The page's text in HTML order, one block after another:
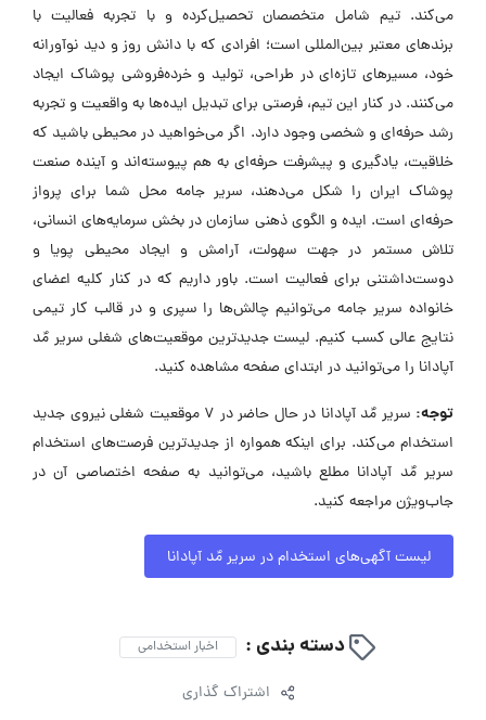
می‌کند. تیم شامل متخصصان تحصیل‌کرده و با تجربه فعالیت با
برندهای معتبر بین‌المللی است؛ افرادی که با دانش روز و دید نوآورانه
خود، مسیرهای تازه‌ای در طراحی، تولید و خرده‌فروشی پوشاک ایجاد
می‌کنند. در کنار این تیم، فرصتی برای تبدیل ایده‌ها به واقعیت و تجربه
رشد حرفه‌ای و شخصی وجود دارد. اگر می‌خواهید در محیطی باشید که
خلاقیت، یادگیری و پیشرفت حرفه‌ای به هم پیوسته‌اند و آینده صنعت
پوشاک ایران را شکل می‌دهند، سریر جامه محل شما برای پرواز
حرفه‌ای است. ایده و الگوی ذهنی سازمان در بخش سرمایه‌های انسانی،
تلاش مستمر در جهت سهولت، آرامش و ایجاد محیطی پویا و
دوست‌داشتنی برای فعالیت است. باور داریم که در کنار کلیه اعضای
خانواده سریر جامه می‌توانیم چالش‌ها را سپری و در قالب کار تیمی
نتایج عالی کسب کنیم. لیست جدیدترین موقعیت‌های شغلی سریر مٌد
آپادانا را می‌توانید در ابتدای صفحه مشاهده کنید.
توجه:
سریر مٌد آپادانا در حال حاضر در ۷ موقعیت شغلی نیروی جدید
استخدام می‌کند. برای اینکه همواره از جدیدترین فرصت‌های استخدام
سریر مٌد آپادانا مطلع باشید، می‌توانید به صفحه اختصاصی آن در
جاب‌ویژن مراجعه کنید.
لیست آگهی‌های استخدام در سریر مٌد آپادانا
دسته بندی : اخبار استخدامی
اشتراک گذاری